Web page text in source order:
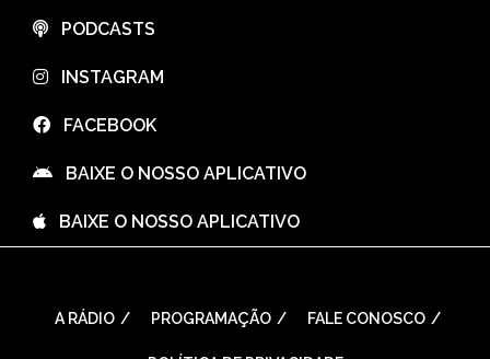
⠀PODCASTS
⠀INSTAGRAM
⠀FACEBOOK
⠀BAIXE O NOSSO APLICATIVO
⠀BAIXE O NOSSO APLICATIVO
A RÁDIO PROGRAMAÇÃO FALE CONOSCO